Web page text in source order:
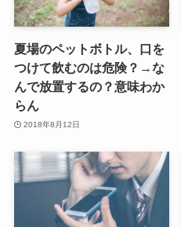
夏場のペットボトル、口を
つけて飲むのは危険？→な
んで放置するの？意味わか
らん
2018年8月12日